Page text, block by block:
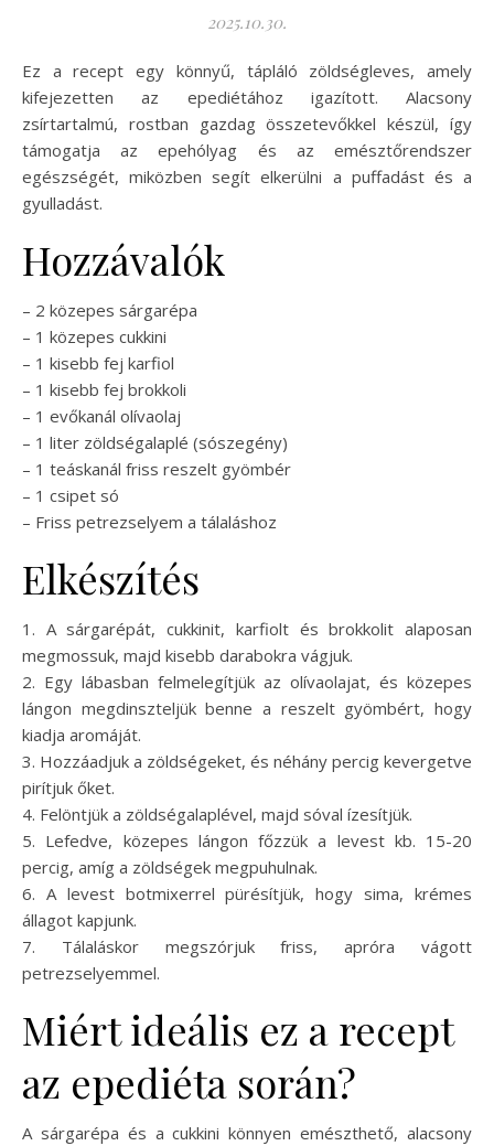
2025.10.30.
Ez a recept egy könnyű, tápláló zöldségleves, amely
kifejezetten az epediétához igazított. Alacsony
zsírtartalmú, rostban gazdag összetevőkkel készül, így
támogatja az epehólyag és az emésztőrendszer
egészségét, miközben segít elkerülni a puffadást és a
gyulladást.
Hozzávalók
– 2 közepes sárgarépa
– 1 közepes cukkini
– 1 kisebb fej karfiol
– 1 kisebb fej brokkoli
– 1 evőkanál olívaolaj
– 1 liter zöldségalaplé (sószegény)
– 1 teáskanál friss reszelt gyömbér
– 1 csipet só
– Friss petrezselyem a tálaláshoz
Elkészítés
1. A sárgarépát, cukkinit, karfiolt és brokkolit alaposan
megmossuk, majd kisebb darabokra vágjuk.
2. Egy lábasban felmelegítjük az olívaolajat, és közepes
lángon megdinszteljük benne a reszelt gyömbért, hogy
kiadja aromáját.
3. Hozzáadjuk a zöldségeket, és néhány percig kevergetve
pirítjuk őket.
4. Felöntjük a zöldségalaplével, majd sóval ízesítjük.
5. Lefedve, közepes lángon főzzük a levest kb. 15-20
percig, amíg a zöldségek megpuhulnak.
6. A levest botmixerrel pürésítjük, hogy sima, krémes
állagot kapjunk.
7. Tálaláskor megszórjuk friss, apróra vágott
petrezselyemmel.
Miért ideális ez a recept
az epediéta során?
A sárgarépa és a cukkini könnyen emészthető, alacsony